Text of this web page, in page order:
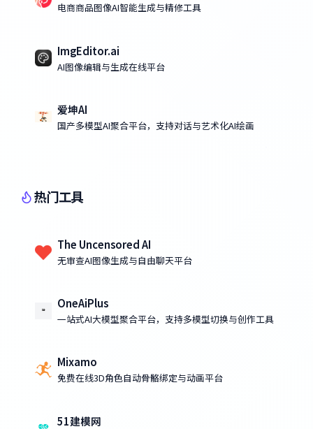
电商商品图像AI智能生成与精修工具
ImgEditor.ai
AI图像编辑与生成在线平台
爱坤AI
国产多模型AI聚合平台，支持对话与艺术化AI绘画
热门工具
The Uncensored AI
无审查AI图像生成与自由聊天平台
OneAiPlus
一站式AI大模型聚合平台，支持多模型切换与创作工具
Mixamo
免费在线3D角色自动骨骼绑定与动画平台
51建模网